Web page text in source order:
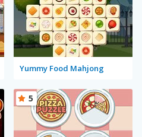
Yummy Food Mahjong
5